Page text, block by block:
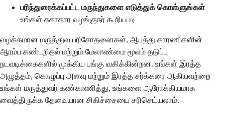
பரிந்துரைக்கப்பட்ட மருந்துகளை எடுத்துக் கொள்ளுங்கள்
உங்கள் சுகாதார வழங்குநர் கூறியபடி
வழக்கமான மருத்துவ பரிசோதனைகள், ஆபத்து காரணிகளின்
ஆரம்ப கண்டறிதல் மற்றும் மேலாண்மை மூலம் தடுப்பு
நடவடிக்கைகளில் முக்கிய பங்கு வகிக்கின்றன. உங்கள் இரத்த
அழுத்தம், கொழுப்பு அளவு மற்றும் இரத்த சர்க்கரை ஆகியவற்றை
உங்கள் மருத்துவர் கண்காணித்து, உங்களை ஆரோக்கியமாக
வைத்திருக்க தேவையான சிகிச்சையை சரிசெய்யலாம்.